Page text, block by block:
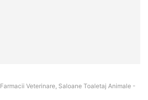
Veterinare, Saloane Toaletaj Animale -